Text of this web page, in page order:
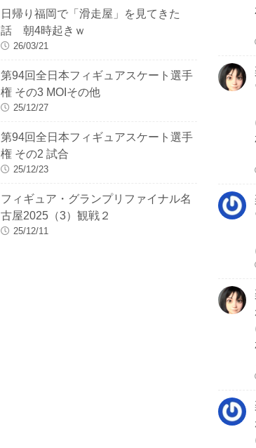
日帰り福岡で「滑走屋」を見てきた
話 朝4時起きｗ
26/03/21
第94回全日本フィギュアスケート選手
権 その3 MOIその他
25/12/27
第94回全日本フィギュアスケート選手
権 その2 試合
25/12/23
フィギュア・グランプリファイナル名
古屋2025（3）観戦２
25/12/11